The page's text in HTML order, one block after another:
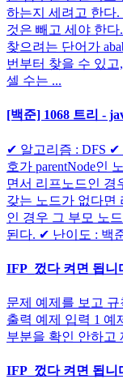
하는지 세려고 한다
것은 빼고 세야 한다
찾으려는 단어가
번부터 찾을 수 있
셀 수는 ...
[백준] 1068 트리 -
✔ 알고리즘 : DFS ✔
호가 parentNode인
면서 리프노드인 경
갖는 노드가 없다면
인 경우 그 부모 노
된다. ✔ 난이도 : 백
IFP_껐다 켜면 됩니
문제 예제를 보고
출력 예제 입력 1 예
부분을 확인 안하고
IFP_껐다 켜면 됩니